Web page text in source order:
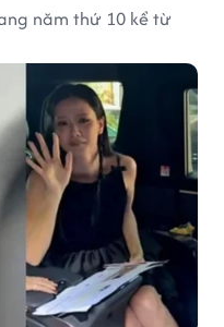
năm thứ 10 kể từ